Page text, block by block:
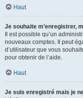
Haut
Je souhaite m’enregistrer,
Il est possible qu’un
nouveaux comptes. Il peut
d’utilisateur que vous
pour obtenir de l’aide.
Haut
Je suis enregistré mais je